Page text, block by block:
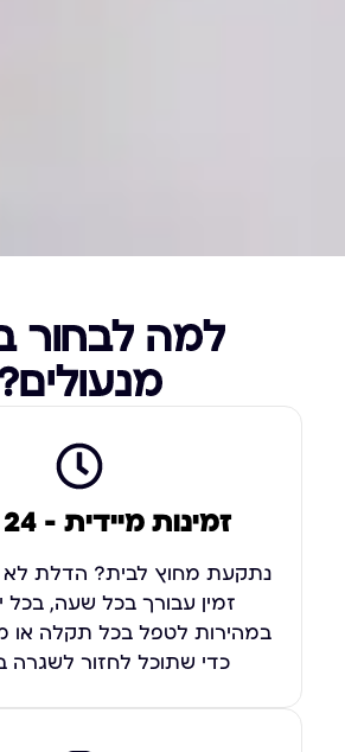
למה לבחור
זמינות מיידית – 24 שעות
נתקעת מחוץ לבית? הדלת לא
זמין עבורך בכל שעה, בכל
במהירות לטפל בכל תקלה או
כדי שתוכל לחזור לשגרה